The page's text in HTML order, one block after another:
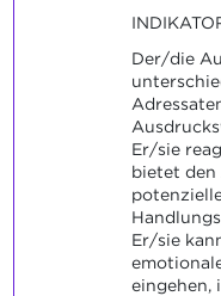
Der/die
Er/sie
bietet den
Er/sie
eingehen,